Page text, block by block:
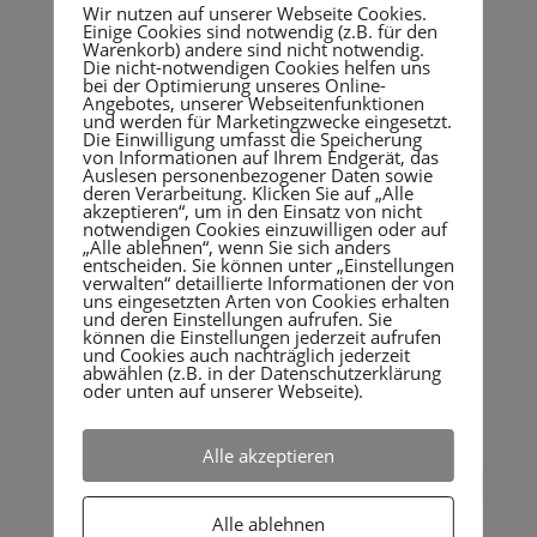
Beiträge
Die Berufsreifeprüfung in Österreich
Wenn das Regelschulsystem nicht passt
Berufsbegleitend und strukturiert lernen
Humboldt-Maturaschule erneut
als Expert.Schule ausgezeichnet
10 Jahre Humboldt Matura-Schule
Individuelle Beratung gewünscht?
Über unser Online-Termintool wählen Sie bequem zwischen
einer telefonischen oder einer online Beratung.
[Beratungsgespräch vereinbaren]
Blog
Archiv
Wir nutzen auf unserer Webseite Cookies.
Einige Cookies sind notwendig (z.B. für den
Warenkorb) andere sind nicht notwendig.
Die nicht-notwendigen Cookies helfen uns
bei der Optimierung unseres Online-
Angebotes, unserer Webseitenfunktionen
und werden für Marketingzwecke eingesetzt.
Die Einwilligung umfasst die Speicherung
von Informationen auf Ihrem Endgerät, das
Auslesen personenbezogener Daten sowie
deren Verarbeitung. Klicken Sie auf „Alle
akzeptieren“, um in den Einsatz von nicht
notwendigen Cookies einzuwilligen oder auf
„Alle ablehnen“, wenn Sie sich anders
entscheiden. Sie können unter „Einstellungen
verwalten“ detaillierte Informationen der von
uns eingesetzten Arten von Cookies erhalten
und deren Einstellungen aufrufen. Sie
können die Einstellungen jederzeit aufrufen
und Cookies auch nachträglich jederzeit
abwählen (z.B. in der Datenschutzerklärung
oder unten auf unserer Webseite).
Alle akzeptieren
Alle ablehnen